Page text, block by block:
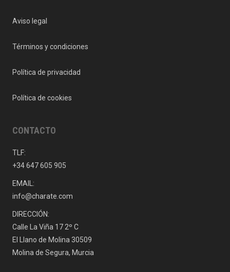
Aviso legal
Términos y condiciones
Política de privacidad
Política de cookies
CONTACTO
TLF:
+34 647 605 905
EMAIL:
info@charate.com
DIRECCIÓN:
Calle La Viña 17 2º C
El Llano de Molina 30509
Molina de Segura, Murcia